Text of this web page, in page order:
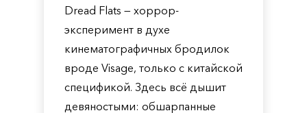
Dread Flats — хоррор-
эксперимент в духе
кинематографичных бродилок
вроде Visage, только с китайской
спецификой. Здесь всё дышит
девяностыми: обшарпанные